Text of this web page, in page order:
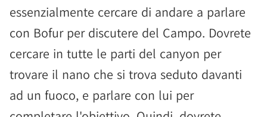
essenzialmente cercare di andare a parlare
con Bofur per discutere del Campo. Dovrete
cercare in tutte le parti del canyon per
trovare il nano che si trova seduto davanti
ad un fuoco, e parlare con lui per